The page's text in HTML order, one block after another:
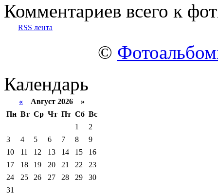
Комментариев всего к
RSS лента
©
Календарь
« Август 2026 »
Пн Вт Ср Чт Пт Сб Вс
1
2
3
4 5 6 7 8
9
10
11 12 13 14 15
16
17
18 19 20 21 22
23
24
25 26 27 28 29
30
31